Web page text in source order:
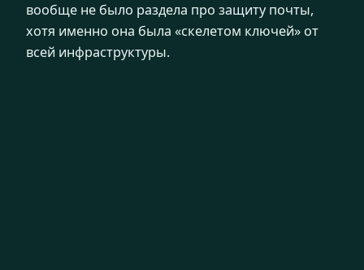
вообще не было раздела про защиту почты,
хотя именно она была «скелетом ключей» от
всей инфраструктуры.